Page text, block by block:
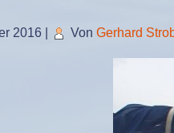
2016 Von Gerhard